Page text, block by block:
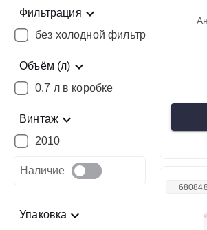
Фильтрация
без холодной фильтрации
Объём (л)
0.7 л в коробке
Винтаж
2010
Наличие
Упаковка
680848